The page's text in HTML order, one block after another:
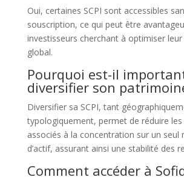
Oui, certaines SCPI sont accessibles
souscription, ce qui peut être
investisseurs cherchant à optimiser
global.
Pourquoi est-il
diversifier son
Diversifier sa SCPI, tant
typologiquement, permet de réduire les
associés à la concentration sur un seul
d’actif, assurant ainsi une stabilité des
Comment accéder à